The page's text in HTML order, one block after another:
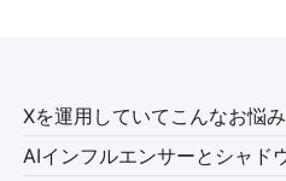
Xを運用していてこんなお悩
AIインフルエンサーとシャド